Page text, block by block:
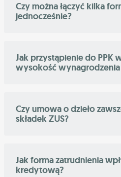
Czy można łączyć kilka
jednocześnie?
Jak przystąpienie do PPK
wysokość
Czy umowa o dzieło
składek ZUS?
Jak forma zatrudnienia
kredytową?